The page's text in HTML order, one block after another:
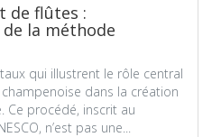
de flûtes :
de la méthode
qui illustrent le rôle central
dans la création
Ce procédé, inscrit au
n’est pas une...